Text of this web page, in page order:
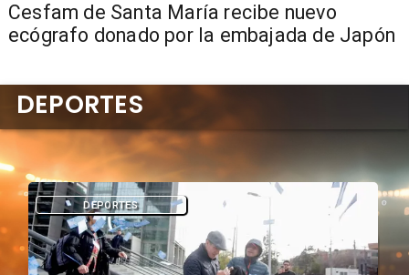
Cesfam de Santa María recibe nuevo
ecógrafo donado por la embajada de Japón
DEPORTES
DEPORTES